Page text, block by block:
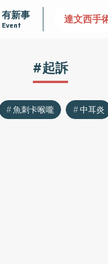
有新事
Event
守護骨骼健康 達文西手
#起訴
魚刺卡喉嚨 中耳炎